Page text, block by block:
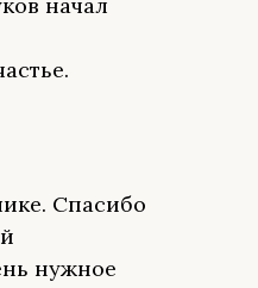
Спасибо
нужное